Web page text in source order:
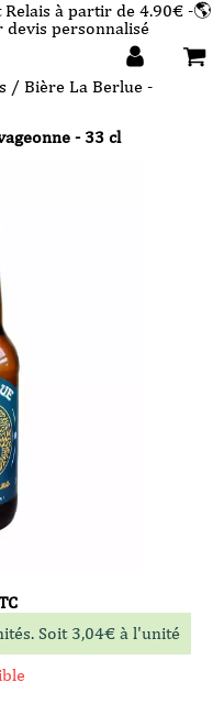
à partir de 4.90€ -🌎
personnalisé
/ Bière La Berlue -
- 33 cl
Soit 3,04€à l'unité